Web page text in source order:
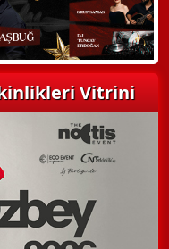
Vitrini